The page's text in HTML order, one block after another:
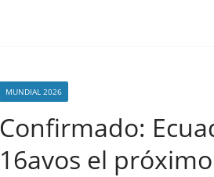
MUNDIAL 2026
Confirmado:
16avos el